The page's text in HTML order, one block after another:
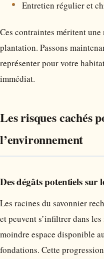
Entretien régulier et
Ces contraintes méritent
plantation. Passons
représenter pour votre
immédiat.
Les risques cachés
l’environnement
Des dégâts potentiels sur
Les racines du savonnier
et peuvent s’infiltrer dans
moindre espace disponible
fondations. Cette